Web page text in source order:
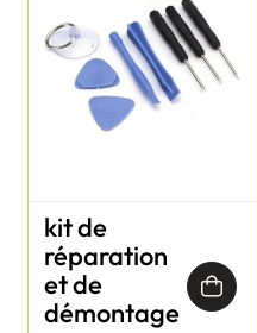
kit de
réparation
et de
démontage